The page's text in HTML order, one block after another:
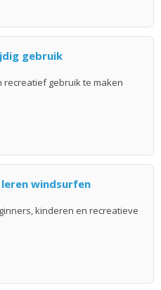
gebruik
recreatief gebruik te maken
windsurfen
kinderen en recreatieve